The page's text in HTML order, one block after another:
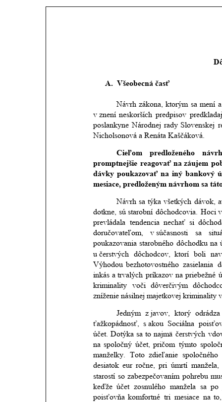
A. Všeobecná časť
Návrh zákona, ktorým sa mení
v znení neskorších predpisov
poslankyne Národnej rady Slovenskej
Nicholsonová a Renáta Kaščáková.
Cieľom predloženého
promptnejšie reagovať na záujem
dávky poukazovať na iný bankový
mesiace, predloženým návrhom sa
Návrh sa týka všetkých dávok,
dotkne, sú starobní dôchodcovia. Hoci
prevládala tendencia nechať si
doručovateľom,
v súčasnosti sa
poukazovania starobného dôchodku na
u čerstvých
dôchodcov, ktorí boli
Výhodou bezhotovostného zasielania
inkás a trvalých príkazov na priebežné
kriminality
voči dôverčivým
zníženie násilnej majetkovej kriminality
Jedným z javov, ktorý odrádza
ťažkopádnosť,
s akou Sociálna
účet. Dotýka sa to najmä čerstvých
na spoločný účet, pričom týmto
manželky.
Toto zdieľanie spoločného
desiatok eur ročne, pri úmrtí manžela,
starostí so zabezpečovaním pohrebu
keďže účet zosnulého manžela sa po
poisťovňa komfortné tri mesiace na to,